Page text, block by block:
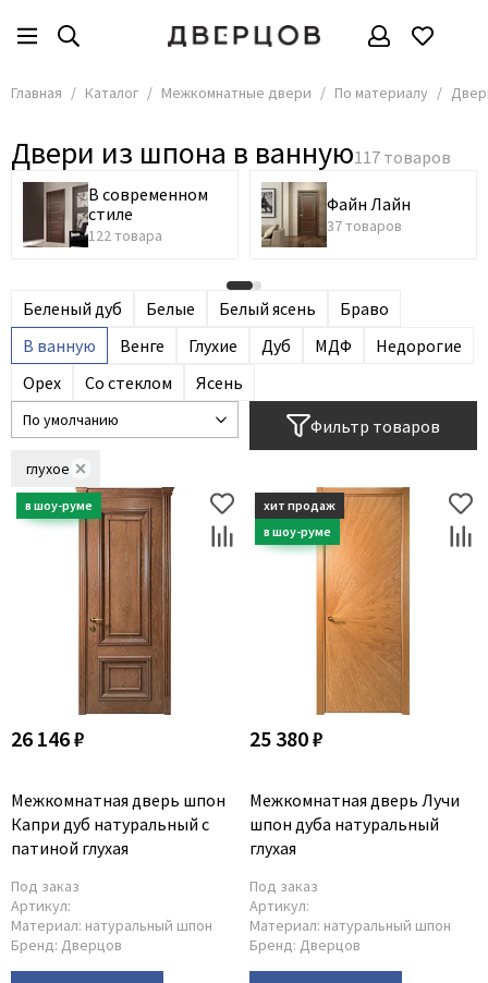
Межкомнатные двери
Все товары
По материалу
Все товары
Эмаль
Экошпон
Стеклянные двери
Двери из шпона
Все товары
Файн Лайн
Белорусские двери из шпона
Ламинированные
CPL
Крашеные
ПЭТ
По цвету
Решения
По стоимости
По применению
Главная Каталог Межкомнатные двери По материалу
Двери из шпона в ванную
В современном
стиле
122 товара
Файн Лайн
37 товаров
Беленый дуб Белые Белый ясень
Браво
В ванную
Венге Глухие Дуб МДФ
Недорогие
Орех
Со стеклом
Ясень
Фильтр товаров
глухое
26 146 ₽
Межкомнатная дверь шпон
Капри дуб натуральный с
патиной глухая
Под заказ
Артикул:
Материал: натуральный шпон
Бренд: Дверцов
25 380 ₽
Межкомнатная дверь Лучи
шпон дуба натуральный
глухая
Под заказ
Артикул:
Материал: натуральный шпон
Бренд: Дверцов